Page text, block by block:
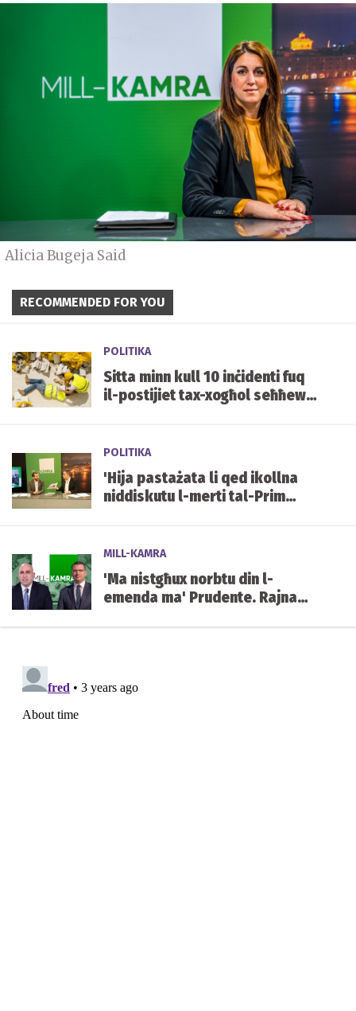
Alicia Bugeja Said
RECOMMENDED FOR YOU
POLITIKA
Sitta minn kull 10 inċidenti fuq
il-postijiet tax-xogħol seħħew
POLITIKA
'Hija pastażata li qed ikollna
niddiskutu l-merti tal-Prim
MILL-KAMRA
'Ma nistgħux norbtu din l-
emenda ma' Prudente. Rajna